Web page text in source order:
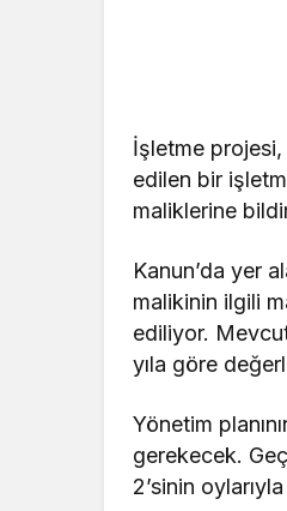
İşletme
edilen bir
maliklerine
Kanun’da yer
malikinin ilgili
ediliyor.
yıla göre
Yönetim
gerekecek.
2’sinin